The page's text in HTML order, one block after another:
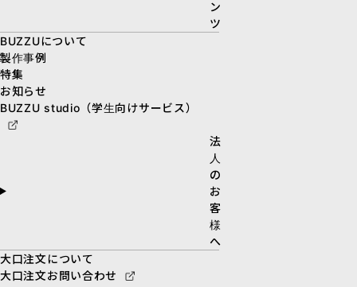
ン
ツ
BUZZUについて
製作事例
特集
お知らせ
BUZZU studio（学生向けサービス）
法
人
の
お
客
様
へ
大口注文について
大口注文お問い合わせ